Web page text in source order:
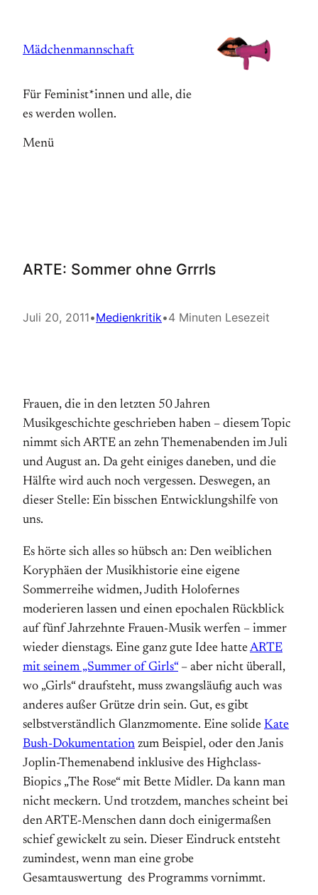
springen
Mädchenmannschaft
Für Feminist*innen und alle, die
es werden wollen.
Menü
ARTE: Sommer ohne Grrrls
Juli 20, 2011•Medienkritik•4 Minuten Lesezeit
Frauen, die in den letzten 50 Jahren
Musikgeschichte geschrieben haben – diesem Topic
nimmt sich ARTE an zehn Themenabenden im Juli
und August an. Da geht einiges daneben, und die
Hälfte wird auch noch vergessen. Deswegen, an
dieser Stelle: Ein bisschen Entwicklungshilfe von
uns.
Es hörte sich alles so hübsch an: Den weiblichen
Koryphäen der Musikhistorie eine eigene
Sommerreihe widmen, Judith Holofernes
moderieren lassen und einen epochalen Rückblick
auf fünf Jahrzehnte Frauen-Musik werfen – immer
wieder dienstags. Eine ganz gute Idee hatteARTE
mit seinem „Summer of Girls“ – aber nicht überall,
wo „Girls“ draufsteht, muss zwangsläufig auch was
anderes außer Grütze drin sein. Gut, es gibt
selbstverständlich Glanzmomente. Eine solide Kate
Bush-Dokumentation zum Beispiel, oder den Janis
Joplin-Themenabend inklusive des Highclass-
Biopics „The Rose“ mit Bette Midler. Da kann man
nicht meckern. Und trotzdem, manches scheint bei
den ARTE-Menschen dann doch einigermaßen
schief gewickelt zu sein. Dieser Eindruck entsteht
zumindest, wenn man eine grobe
Gesamtauswertung des Programms vornimmt.